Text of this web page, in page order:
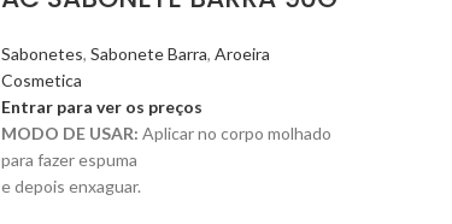
Sabonetes, Sabonete Barra, Aroeira
Cosmetica
Entrar para ver os preços
MODO DE USAR: Aplicar no corpo molhado
para fazer espuma
e depois enxaguar.